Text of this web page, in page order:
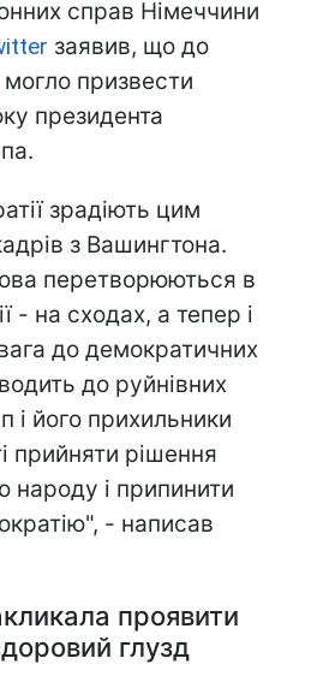
справ Німеччини
заявив, що до
могло призвести
президента
зрадіють цим
з Вашингтона.
перетворюються в
- на сходах, а тепер і
до демократичних
до руйнівних
і його прихильники
прийняти рішення
народу і припинити
- написав
проявити
глузд